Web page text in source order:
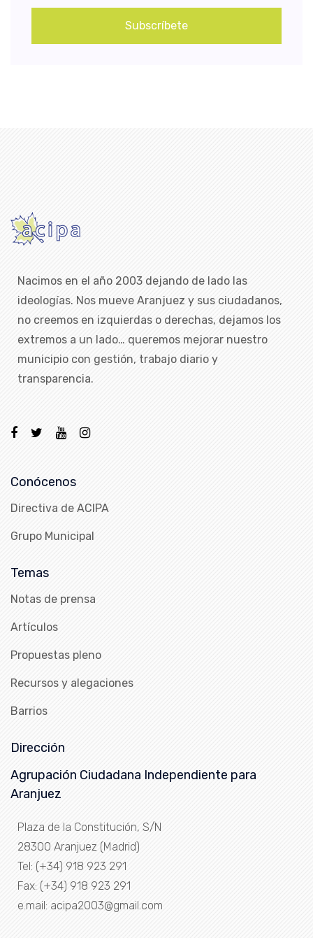
Subscríbete
Nacimos en el año 2003 dejando de lado las
ideologías. Nos mueve Aranjuez y sus ciudadanos,
no creemos en izquierdas o derechas, dejamos los
extremos a un lado… queremos mejorar nuestro
municipio con gestión, trabajo diario y
transparencia.
Conócenos
Directiva de ACIPA
Grupo Municipal
Temas
Notas de prensa
Artículos
Propuestas pleno
Recursos y alegaciones
Barrios
Dirección
Agrupación Ciudadana Independiente para
Aranjuez
Plaza de la Constitución, S/N
28300 Aranjuez (Madrid)
Tel: (+34) 918 923 291
Fax: (+34) 918 923 291
e.mail: acipa2003@gmail.com